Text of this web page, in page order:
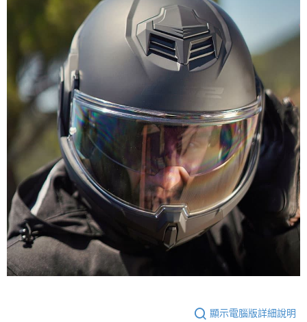
顯示電腦版詳細說明